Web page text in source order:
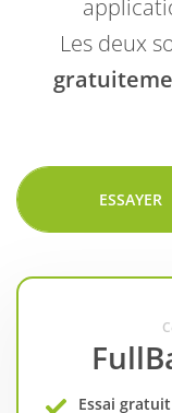
Les deux
ESSAYER
Essai